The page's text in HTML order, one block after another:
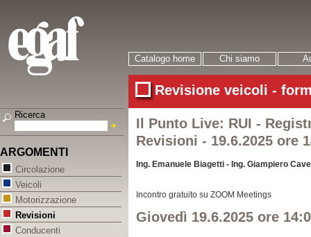
Catalogo home Chi siamo
Revisione veicoli -
Il Punto Live: RUI -
Revisioni - 19.6.2025 ore
Ing. Emanuele Biagetti - Ing. Giampiero
Incontro gratuito su ZOOM Meetings
Giovedì 19.6.2025 ore
Ricerca
ARGOMENTI
Circolazione
Veicoli
Motorizzazione
Revisioni
Conducenti